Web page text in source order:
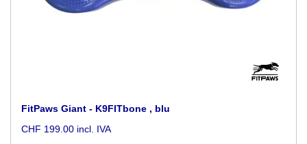
FitPaws Giant - K9FITbone , blu
CHF 199.00 incl. IVA